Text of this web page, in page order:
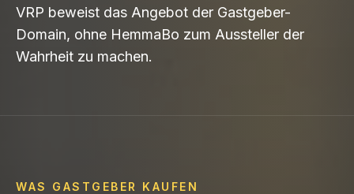
VRP beweist das Angebot der Gastgeber-
Domain, ohne HemmaBo zum Aussteller der
Wahrheit zu machen.
WAS GASTGEBER KAUFEN